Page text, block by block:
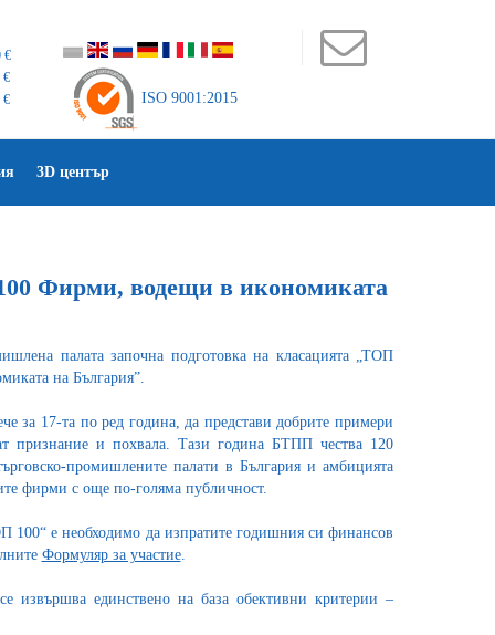
€
€
€
ISO 9001:2015
3D център
Фирми, водещи в икономиката
палата започна подготовка на класацията „ТОП
на България”.
за 17-та по ред година, да представи добрите примери
признание и похвала. Тази година БТПП чества 120
промишлените палати в България и амбицията
фирми с още по-голяма публичност.
100“ е необходимо да изпратите годишния си финансов
Формуляр за участие.
извършва единствено на база обективни критерии –